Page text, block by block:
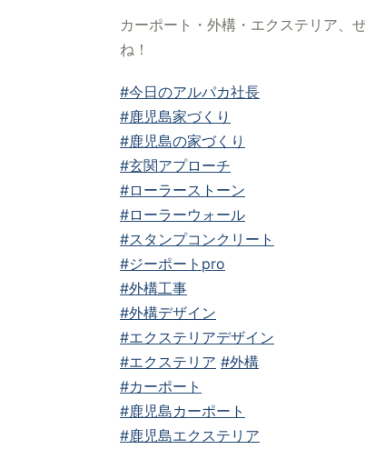
カーポート・外構・エクステリア、
ね！
#今日のアルパカ社長
#鹿児島家づくり
#鹿児島の家づくり
#玄関アプローチ
#ローラーストーン
#ローラーウォール
#スタンプコンクリート
#ジーポートpro
#外構工事
#外構デザイン
#エクステリアデザイン
#エクステリア #外構
#カーポート
#鹿児島カーポート
#鹿児島エクステリア